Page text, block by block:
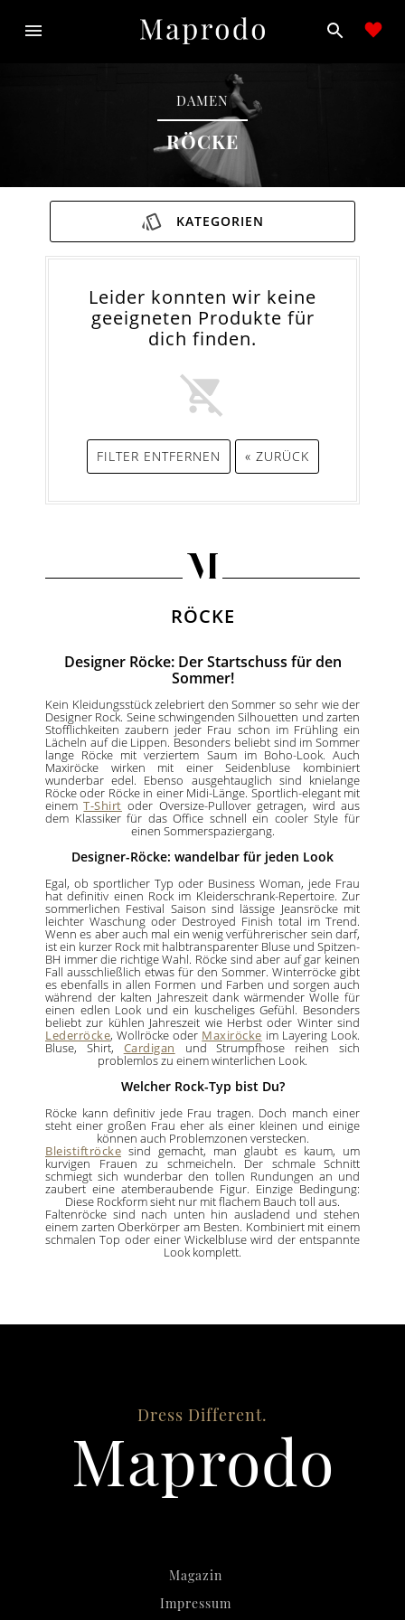
DAMEN
RÖCKE
KATEGORIEN
Leider konnten wir keine
geeigneten Produkte für
dich finden.
FILTER ENTFERNEN « ZURÜCK
RÖCKE
Designer Röcke: Der Startschuss für den
Sommer!
Kein Kleidungsstück zelebriert den Sommer so sehr wie der
Designer Rock. Seine schwingenden Silhouetten und zarten
Stofflichkeiten zaubern jeder Frau schon im Frühling ein
Lächeln auf die Lippen. Besonders beliebt sind im Sommer
lange Röcke mit verziertem Saum im Boho-Look. Auch
Maxiröcke wirken mit einer Seidenbluse kombiniert
wunderbar edel. Ebenso ausgehtauglich sind knielange
Röcke oder Röcke in einer Midi-Länge. Sportlich-elegant mit
einemT-Shirt oder Oversize-Pullover getragen, wird aus
dem Klassiker für das Office schnell ein cooler Style für
einen Sommerspaziergang.
Designer-Röcke: wandelbar für jeden Look
Egal, ob sportlicher Typ oder Business Woman, jede Frau
hat definitiv einen Rock im Kleiderschrank-Repertoire. Zur
sommerlichen Festival Saison sind lässige Jeansröcke mit
leichter Waschung oder Destroyed Finish total im Trend.
Wenn es aber auch mal ein wenig verführerischer sein darf,
ist ein kurzer Rock mit halbtransparenter Bluse und Spitzen-
BH immer die richtige Wahl. Röcke sind aber auf gar keinen
Fall ausschließlich etwas für den Sommer. Winterröcke gibt
es ebenfalls in allen Formen und Farben und sorgen auch
während der kalten Jahreszeit dank wärmender Wolle für
einen edlen Look und ein kuscheliges Gefühl. Besonders
beliebt zur kühlen Jahreszeit wie Herbst oder Winter sind
Lederröcke, Wollröcke oder Maxiröcke im Layering Look.
Bluse, Shirt, Cardigan und Strumpfhose reihen sich
problemlos zu einem winterlichen Look.
Welcher Rock-Typ bist Du?
Röcke kann definitiv jede Frau tragen. Doch manch einer
steht einer großen Frau eher als einer kleinen und einige
können auch Problemzonen verstecken.
Bleistiftröcke sind gemacht, man glaubt es kaum, um
kurvigen Frauen zu schmeicheln. Der schmale Schnitt
schmiegt sich wunderbar den tollen Rundungen an und
zaubert eine atemberaubende Figur. Einzige Bedingung:
Diese Rockform sieht nur mit flachem Bauch toll aus.
Faltenröcke sind nach unten hin ausladend und stehen
einem zarten Oberkörper am Besten. Kombiniert mit einem
schmalen Top oder einer Wickelbluse wird der entspannte
Look komplett.
Dress Different.
Maprodo
Magazin
Impressum